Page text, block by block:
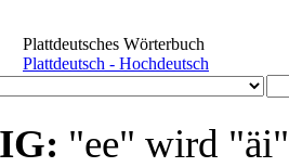
Plattdeutsches Wörterbuch
Plattdeutsch - Hochdeutsch
"ee" wird